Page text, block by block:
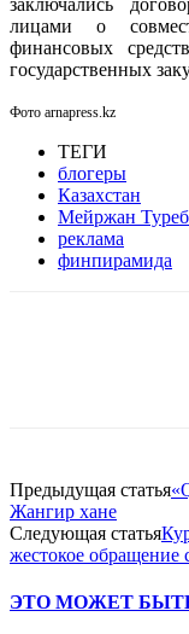
лицами о
финансовых
государственных
Фото arnapress.kz
ТЕГИ
блогеры
Казахстан
Мейржан
реклама
финпирамида
Предыдущая статья
Жангир хане
Следующая статья
жестокое обращение
ЭТО МОЖЕТ